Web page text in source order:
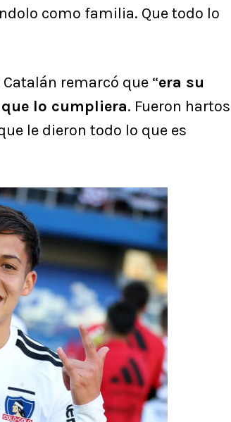
como familia. Que todo lo
remarcó que “era su
lo cumpliera. Fueron hartos
le dieron todo lo que es